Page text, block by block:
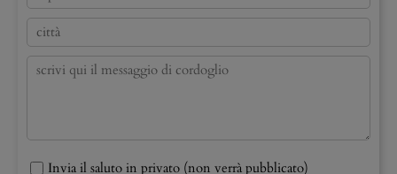
Invia il saluto in privato (non verrà pubblicato)